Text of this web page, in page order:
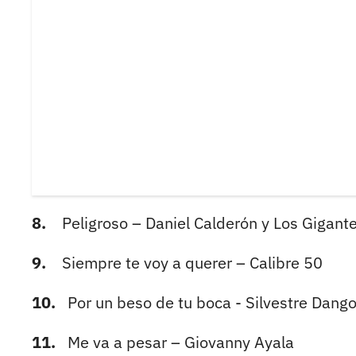
8.
Peligroso – Daniel Calderón y Los
9. Siempre te voy a querer – Calibre 50
10. Por un beso de tu boca - Silvestre
11.
Me va a pesar – Giovanny Ayala